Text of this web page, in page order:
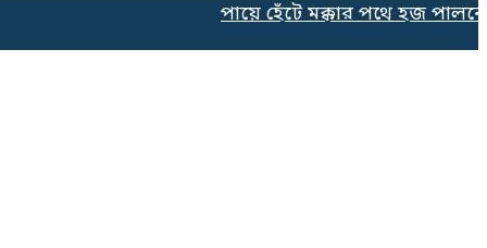
পায়ে হেঁটে মক্কার পথে হজ পালনের